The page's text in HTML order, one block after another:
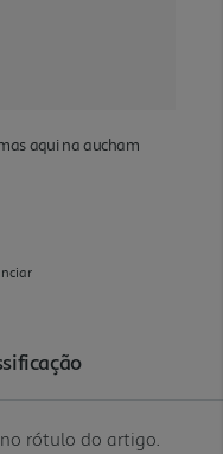
rótulo do artigo.